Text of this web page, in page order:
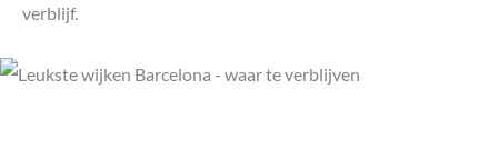
Hoogtepunten van La Barceloneta
verblijf.